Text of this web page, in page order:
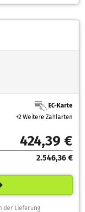
EC-Karte
+2 Weitere Zahlarten
424,39 €
2.546,36 €
der Lieferung